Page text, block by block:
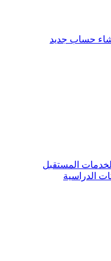
حساب جديد
المستقبل
الدراسية